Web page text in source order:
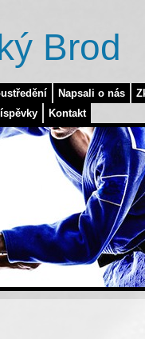
Napsali o nás
Kontakt
Brod